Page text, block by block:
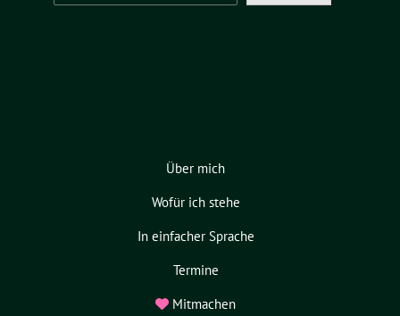
Über mich
Wofür ich stehe
In einfacher Sprache
Termine
Mitmachen